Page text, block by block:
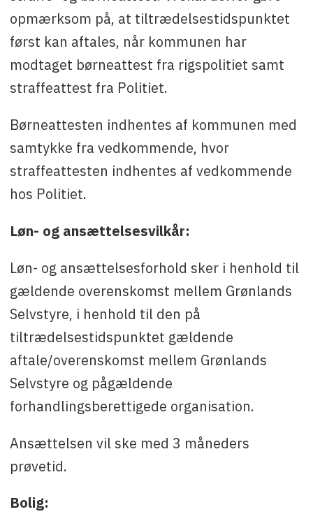
opmærksom på, at tiltrædelsestidspunktet
først kan aftales, når kommunen har
modtaget børneattest fra rigspolitiet samt
straffeattest fra Politiet.
Børneattesten indhentes af kommunen med
samtykke fra vedkommende, hvor
straffeattesten indhentes af vedkommende
hos Politiet.
Løn- og ansættelsesvilkår:
Løn- og ansættelsesforhold sker i henhold til
gældende overenskomst mellem Grønlands
Selvstyre, i henhold til den på
tiltrædelsestidspunktet gældende
aftale/overenskomst mellem Grønlands
Selvstyre og pågældende
forhandlingsberettigede organisation.
Ansættelsen vil ske med 3 måneders
prøvetid.
Bolig: